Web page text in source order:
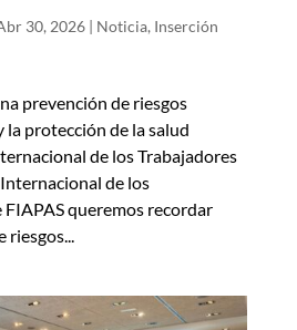
30, 2026| Noticia, Inserción
prevención de riesgos
la protección de la salud
de los Trabajadores
de los
FIAPAS queremos recordar
riesgos...